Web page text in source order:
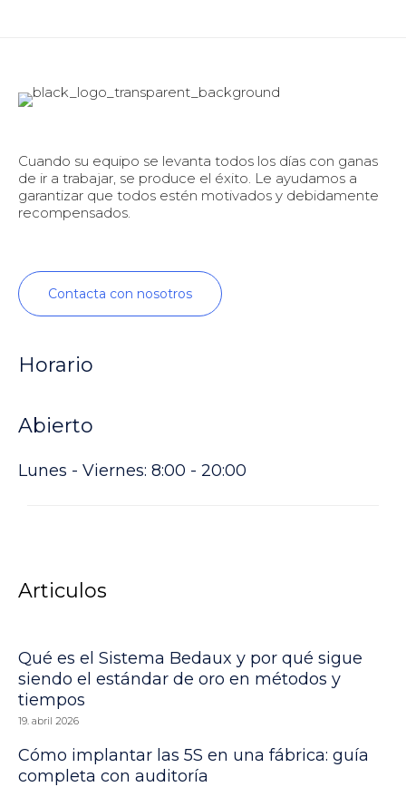
Cuando su equipo se levanta todos los días con ganas
de ir a trabajar, se produce el éxito. Le ayudamos a
garantizar que todos estén motivados y debidamente
recompensados.
Contacta con nosotros
Horario
Abierto
Lunes - Viernes: 8:00 - 20:00
Articulos
Qué es el Sistema Bedaux y por qué sigue
siendo el estándar de oro en métodos y
tiempos
19. abril 2026
Cómo implantar las 5S en una fábrica: guía
completa con auditoría